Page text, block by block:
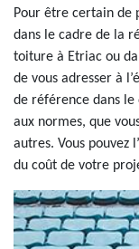
Pour être certain de
dans le cadre de la
toiture à Etriac ou
de vous adresser à
de référence dans le
aux normes, que
autres. Vous pouvez
du coût de votre